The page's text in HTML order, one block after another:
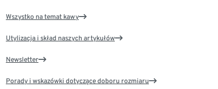
Wszystko na temat kawy
Utylizacja i skład naszych artykułów
Newsletter
Porady i wskazówki dotyczące doboru rozmiaru